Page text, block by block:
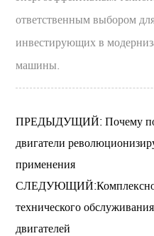
ответственным выбором
инвестирующих в
машины.
ПРЕДЫДУЩИЙ: Почему
двигатели
применения
СЛЕДУЮЩИЙ:Комплексное
технического
двигателей